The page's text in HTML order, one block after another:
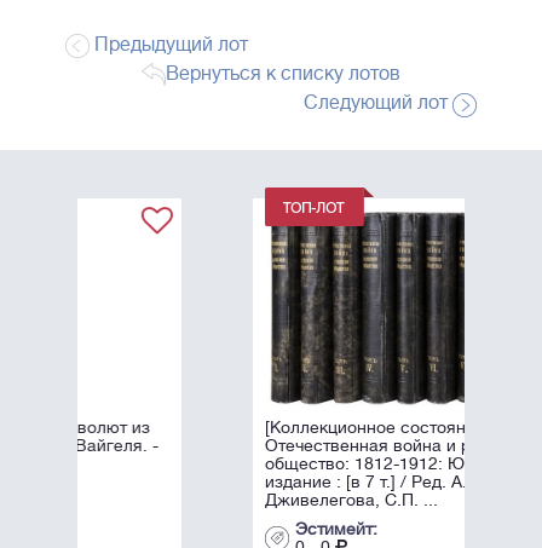
Предыдущий лот
Вернуться к списку лотов
Следующий лот
[Коллекционное состояние].
Отечественная война и русское
общество: 1812-1912: Юбилейное
издание : [в 7 т.] / Ред. А.К.
Дживелегова, С.П. ...